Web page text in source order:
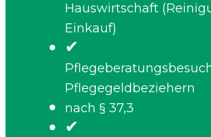
Hauswirtschaft
Einkauf)
✔
Pflegegeldbeziehern
nach § 37,3
✔